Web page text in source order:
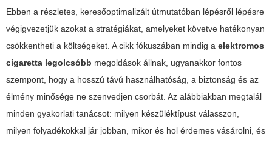
Ebben a részletes, keresőoptimalizált útmutatóban lépésről lépésre
végigvezetjük azokat a stratégiákat, amelyeket követve hatékonyan
csökkentheti a költségeket. A cikk fókuszában mindig a elektromos
cigaretta legolcsóbb megoldások állnak, ugyanakkor fontos
szempont, hogy a hosszú távú használhatóság, a biztonság és az
élmény minősége ne szenvedjen csorbát. Az alábbiakban megtalál
minden gyakorlati tanácsot: milyen készüléktípust válasszon,
milyen folyadékokkal jár jobban, mikor és hol érdemes vásárolni, és